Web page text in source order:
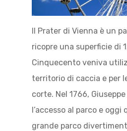
Il Prater di Vienna è un
ricopre una superficie di
Cinquecento veniva
territorio di caccia e per
corte. Nel 1766,
l’accesso al parco e oggi
grande parco